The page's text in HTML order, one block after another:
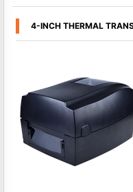
Etikettendrucker